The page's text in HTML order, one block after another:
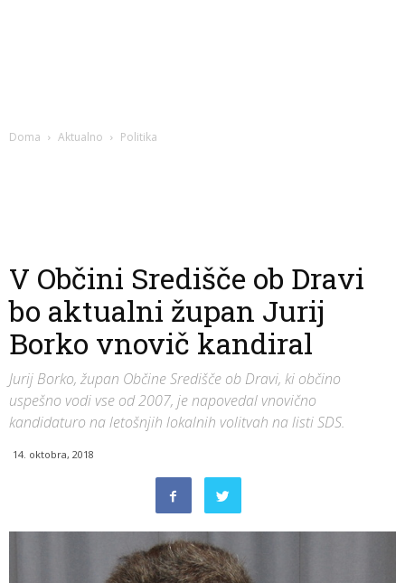
Doma Aktualno Politika
V Občini Središče ob Dravi
bo aktualni župan Jurij
Borko vnovič kandiral
Jurij Borko, župan Občine Središče ob Dravi, ki občino
uspešno vodi vse od 2007, je napovedal vnovično
kandidaturo na letošnjih lokalnih volitvah na listi SDS.
14. oktobra, 2018